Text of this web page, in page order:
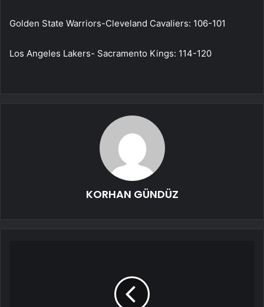
Golden State Warriors-Cleveland Cavaliers: 106-101
Los Angeles Lakers- Sacramento Kings: 114-120
KORHAN GÜNDÜZ